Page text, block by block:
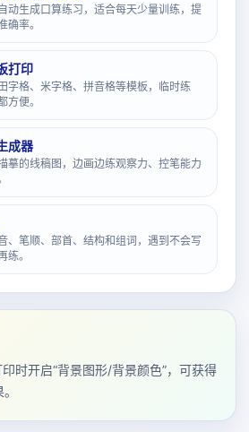
动生成口算练习，适合每天少量训练，提
确率。
打印
字格、米字格、拼音格等模板，临时练
方便。
成器
摹的线稿图，边画边练观察力、控笔能力
、笔顺、部首、结构和组词，遇到不会写
练。
时开启“背景图形/背景颜色”，可获得